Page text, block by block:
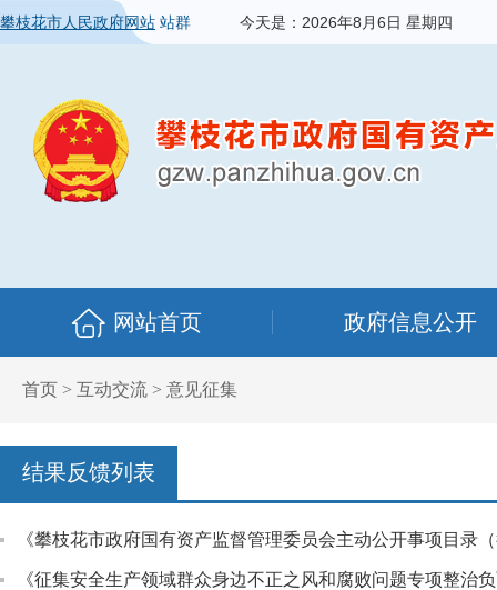
攀枝花市人民政府网站 站群 今天是： 2026年8月6日 星期四
网站首页 政府信息公开
首页 > 互动交流 > 意见征集
结果反馈列表
《攀枝花市政府国有资产监督管理委员会主动公开事项目录
《征集安全生产领域群众身边不正之风和腐败问题专项整治